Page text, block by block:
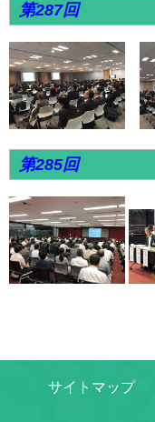
第287回
第285回
サイトマップ